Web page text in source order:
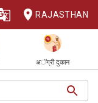
RAJASTHAN
अॅग्री दुकान